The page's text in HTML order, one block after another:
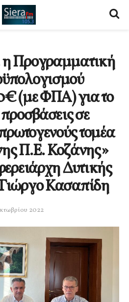
Προγραμματική
(με ΦΠΑ) για το
σε
τομέα
Π.Ε. Κοζάνης»
Δυτικής
Κασαπίδη
2022